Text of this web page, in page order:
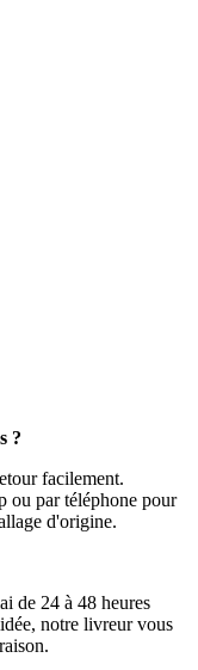
?
facilement.
ou par téléphone pour
d'origine.
de 24 à 48 heures
notre livreur vous